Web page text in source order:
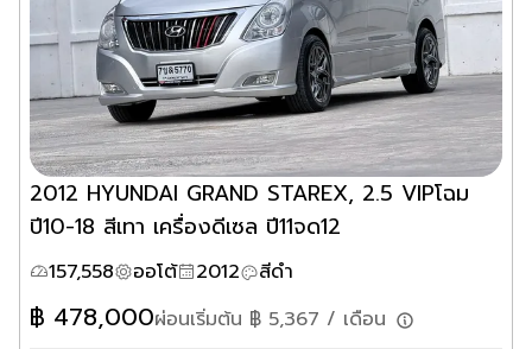
2012 HYUNDAI GRAND STAREX, 2.5 VIPโฉม
ปี10-18 สีเทา เครื่องดีเซล ปี11จด12
157,558 ออโต้ 2012 สีดำ
฿ 478,000ผ่อนเริ่มต้น ฿ 5,367 / เดือน